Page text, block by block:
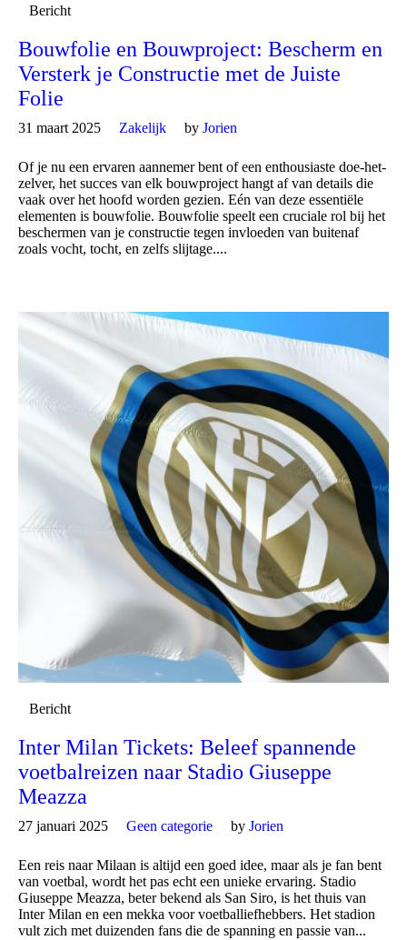
Bericht
Bouwfolie en Bouwproject: Bescherm en
Versterk je Constructie met de Juiste
Folie
31 maart 2025 Zakelijk by Jorien
Of je nu een ervaren aannemer bent of een enthousiaste doe-het-
zelver, het succes van elk bouwproject hangt af van details die
vaak over het hoofd worden gezien. Eén van deze essentiële
elementen is bouwfolie. Bouwfolie speelt een cruciale rol bij het
beschermen van je constructie tegen invloeden van buitenaf
zoals vocht, tocht, en zelfs slijtage....
Bericht
Inter Milan Tickets: Beleef spannende
voetbalreizen naar Stadio Giuseppe
Meazza
27 januari 2025 Geen categorie by Jorien
Een reis naar Milaan is altijd een goed idee, maar als je fan bent
van voetbal, wordt het pas echt een unieke ervaring. Stadio
Giuseppe Meazza, beter bekend als San Siro, is het thuis van
Inter Milan en een mekka voor voetballiefhebbers. Het stadion
vult zich met duizenden fans die de spanning en passie van...